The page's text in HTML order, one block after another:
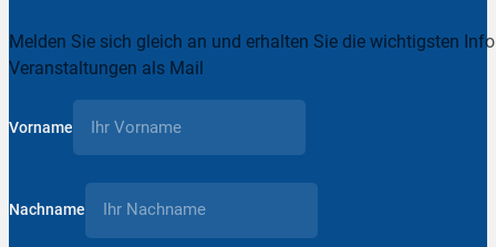
Melden Sie sich gleich an und erhalten Sie die wichtigsten
Veranstaltungen als Mail
Vorname
Nachname